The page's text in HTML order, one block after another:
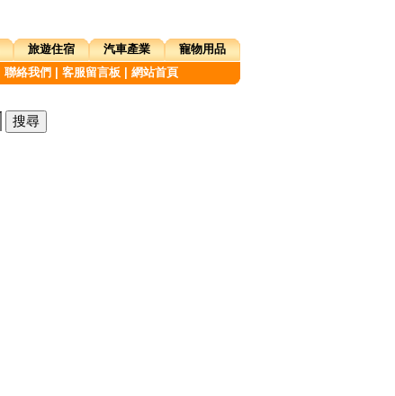
旅遊住宿 汽車產業
寵物用品
聯絡我們 客服留言板| 網站首頁